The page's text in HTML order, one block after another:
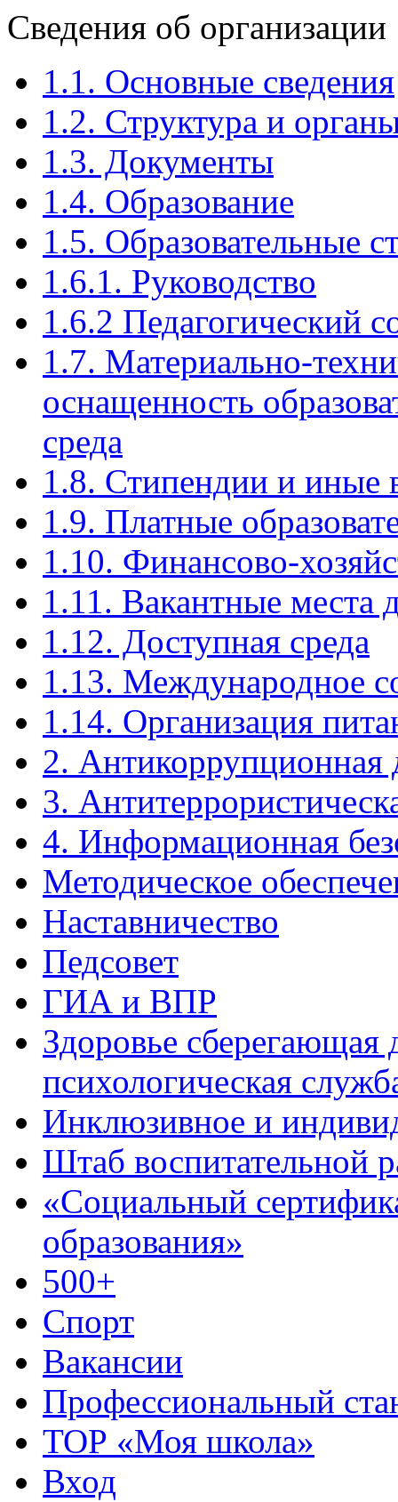
Сведения об организации
1.1. Основные сведения
1.2. Структура и
1.3. Документы
1.4. Образование
1.5. Образовательные
1.6.1. Руководство
1.6.2 Педагогический
1.7. Материально-
оснащенность
среда
1.8. Стипендии и иные
1.9. Платные
1.10. Финансово-
1.11. Вакантные места
1.12. Доступная среда
1.13. Международное
1.14. Организация
2. Антикоррупционная
3.
4. Информационная
Методическое
Наставничество
Педсовет
ГИА и ВПР
Здоровье сберегающая
психологическая
Инклюзивное и
Штаб воспитательной
«Социальный
образования»
500+
Спорт
Вакансии
Профессиональный
ТОР «Моя школа»
Вход